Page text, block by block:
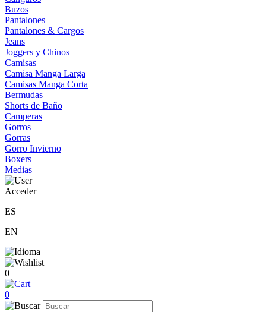
Buzos
Pantalones
Pantalones & Cargos
Jeans
Joggers y Chinos
Camisas
Camisa Manga Larga
Camisas Manga Corta
Bermudas
Shorts de Baño
Camperas
Gorros
Gorras
Gorro Invierno
Boxers
Medias
Acceder
ES
EN
0
0